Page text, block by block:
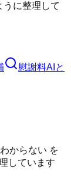
に整理して
慰謝料AI と
からない を
しています